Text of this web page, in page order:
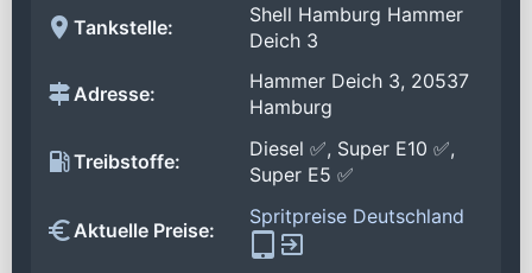
Tankstelle:
Shell Hamburg Hammer
Deich 3
Adresse:
Hammer Deich 3, 20537
Hamburg
Treibstoffe:
Diesel ✅, Super E10 ✅,
Super E5 ✅
Aktuelle Preise:
Spritpreise Deutschland